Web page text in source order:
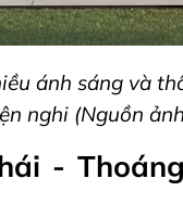
ánh sáng và
nghi (Nguồn
-